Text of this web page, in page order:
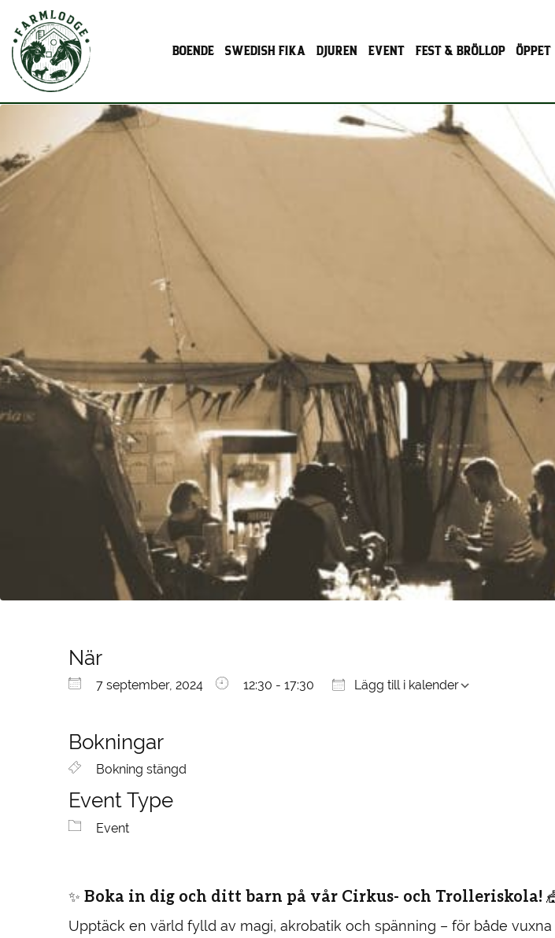
BOENDE SWEDISH FIKA DJUREN EVENT FEST & BRÖLLOP ÖPPET
När
7 september, 2024 12:30 - 17:30 Lägg till i kalender
Ladda ner ICS
Bokningar
Bokning stängd
Event Type
Event
✨ Boka in dig och ditt barn på vår Cirkus- och Trolleriskola!
Upptäck en värld fylld av magi, akrobatik och spänning – för både